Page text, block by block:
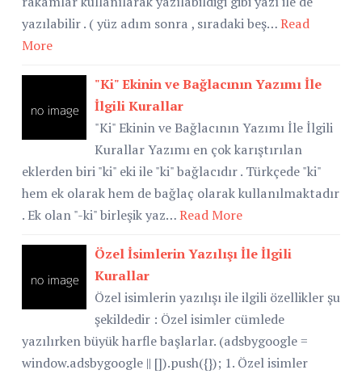
yazılabilir . ( yüz adım sonra , sıradaki beş…Read
More
"Ki" Ekinin ve Bağlacının Yazımı İle
İlgili Kurallar
"Ki" Ekinin ve Bağlacının Yazımı İle İlgili
Kurallar Yazımı en çok karıştırılan
eklerden biri "ki" eki ile "ki" bağlacıdır . Türkçede "ki"
hem ek olarak hem de bağlaç olarak kullanılmaktadır
. Ek olan "-ki" birleşik yaz…Read More
Özel İsimlerin Yazılışı İle İlgili
Kurallar
Özel isimlerin yazılışı ile ilgili özellikler şu
şekildedir : Özel isimler cümlede
yazılırken büyük harfle başlarlar. (adsbygoogle =
window.adsbygoogle || []).push({}); 1. Özel isimler